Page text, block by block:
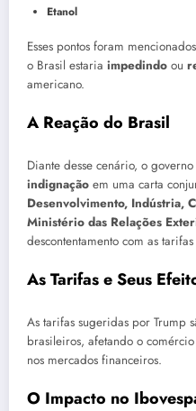
Etanol
Esses pontos foram
o Brasil estaria impedindo ou
americano.
A Reação do Brasil
Diante desse cenário, o
indignação em uma carta
Desenvolvimento, Indústria,
Ministério das Relações
descontentamento com as
As Tarifas e Seus
As tarifas sugeridas por Trump
brasileiros, afetando o
nos mercados financeiros.
O Impacto no